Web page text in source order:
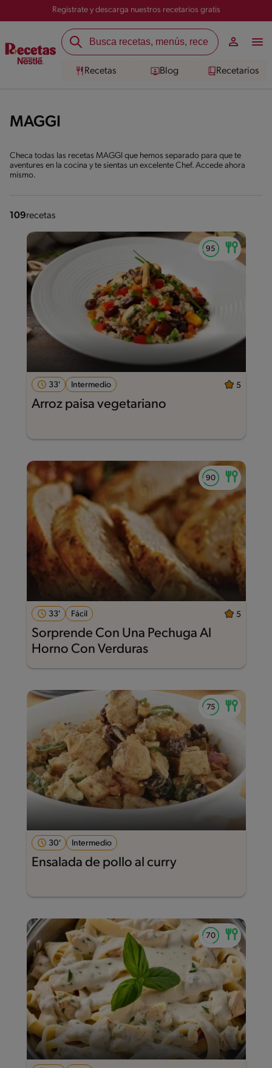
Registrate y descarga nuestros recetarios gratis
Recetas Blog Recetarios
MAGGI
Checa todas las recetas MAGGI que hemos separado para que te
aventures en la cocina y te sientas un excelente Chef. Accede ahora
mismo.
109recetas
33' Intermedio 5
Arroz paisa vegetariano
33' Fácil 5
Sorprende Con Una Pechuga Al
Horno Con Verduras
30' Intermedio
Ensalada de pollo al curry